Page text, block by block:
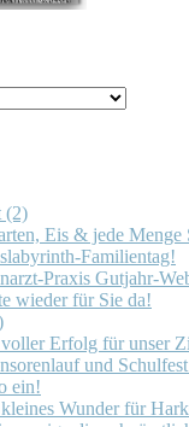
(2)
Eis & jede Menge
Familientag!
Praxis Gutjahr-
wieder für Sie da!
Erfolg für unser
und
ein!
Wunder für